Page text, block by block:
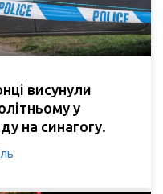
висунули
у
на синагогу.